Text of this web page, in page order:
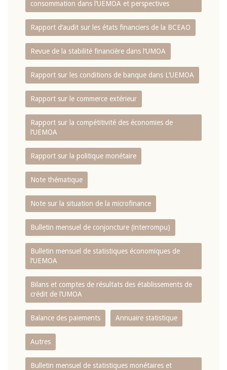
consommation dans l‘UEMOA et perspectives
Rapport d‘audit sur les états financiers de la BCEAO
Revue de la stabilité financière dans l‘UMOA
Rapport sur les conditions de banque dans L‘UEMOA
Rapport sur le commerce extérieur
Rapport sur la compétitivité des économies de
l‘UEMOA
Rapport sur la politique monétaire
Note thématique
Note sur la situation de la microfinance
Bulletin mensuel de conjoncture (interrompu)
Bulletin mensuel de statistiques économiques de
l‘UEMOA
Bilans et comptes de résultats des établissements de
crédit de l‘UMOA
Balance des paiements Annuaire statistique
Autres
Bulletin mensuel de statistiques monétaires et